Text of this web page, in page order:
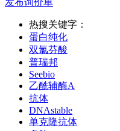
发布询价单
热搜关键字：
蛋白纯化
双氯芬酸
普瑞邦
Seebio
乙酰辅酶A
抗体
DNAstable
单克隆抗体